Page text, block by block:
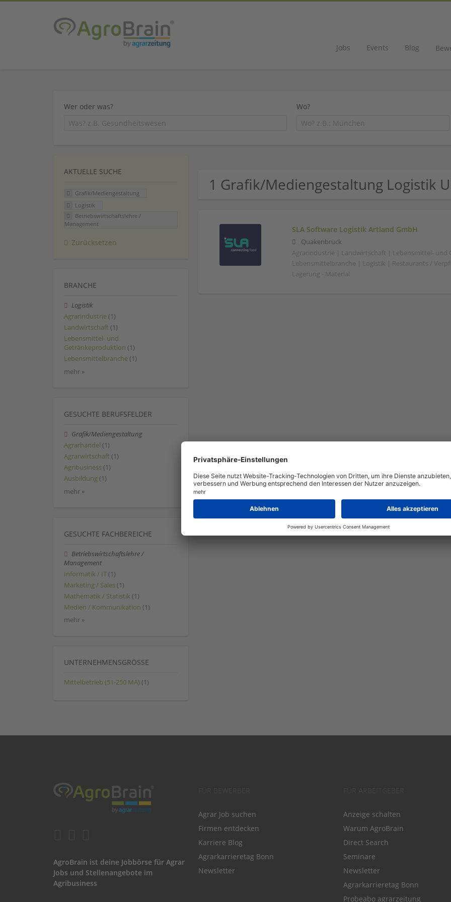
Jobs Events Blog
Wer oder was? Wo?
1 Grafik/Mediengestaltung Logistik
SLA Software Logistik Artland GmbH
Quakenbrück
Agrarindustrie | Landwirtschaft | Lebensmittel- und
Lebensmittelbranche | Logistik | Restaurants /
Lagerung - Material
AKTUELLE SUCHE
Grafik/Mediengestaltung
Logistik
Betriebswirtschaftslehre /
Management
Zurücksetzen
BRANCHE
Logistik
Agrarindustrie (1)
Landwirtschaft (1)
Lebensmittel- und
Getränkeproduktion (1)
Lebensmittelbranche (1)
mehr »
GESUCHTE BERUFSFELDER
Grafik/Mediengestaltung
Agrarhandel (1)
Agrarwirtschaft (1)
Agribusiness (1)
Ausbildung (1)
mehr »
GESUCHTE FACHBEREICHE
Betriebswirtschaftslehre /
Management
Informatik / IT (1)
Marketing / Sales (1)
Mathematik / Statistik (1)
Medien / Kommunikation (1)
mehr »
UNTERNEHMENSGRÖSSE
Mittelbetrieb (51-250 MA) (1)
AgroBrain ist deine Jobbörse für Agrar
Jobs und Stellenangebote im
Agribusiness
Agrar Job suchen
Firmen entdecken
Karriere Blog
Agrarkarrieretag Bonn
Newsletter
Anzeige schalten
Warum AgroBrain
Direct Search
Seminare
Newsletter
Agrarkarrieretag Bonn
Probeabo agrarzeitung